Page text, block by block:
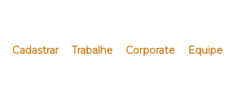
Cadastrar Trabalhe Corporate Equipe